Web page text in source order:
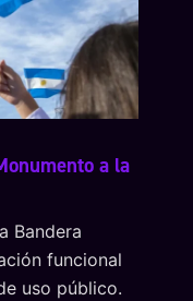
a la
Bandera
funcional
uso público.